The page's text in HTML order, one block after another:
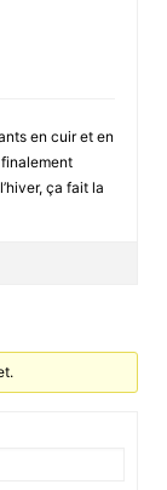
en cuir et en
finalement
ça fait la